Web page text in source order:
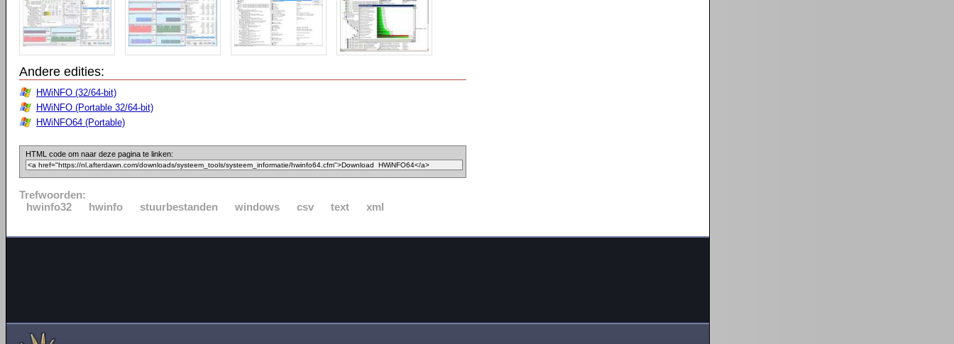
Andere edities:
HWiNFO (32/64-bit)
HWiNFO (Portable 32/64-bit)
HWiNFO64 (Portable)
HTML code om naar deze pagina te linken:
Trefwoorden:
hwinfo32
hwinfo stuurbestanden windows csv text xml